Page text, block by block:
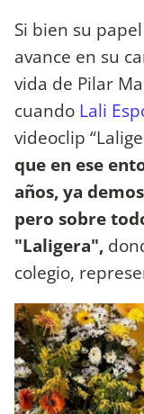
Si bien su
avance en su
vida de Pilar
cuando Lali
videoclip
que en ese
años, ya
pero sobre
"Laligera",
colegio,